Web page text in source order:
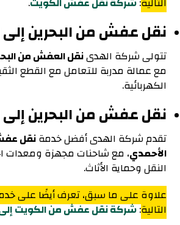
نقل عفش من البحرين إلى
تتولى شركة الهدىنقل العفش من
مع عمالة مدربة للتعامل مع القطع
الكهربائية.
نقل عفش من البحرين
تقدم شركة الهدى أفضل خدمةنقل
الأحمدي، مع شاحنات مجهزة ومعدات
النقل وحماية الأثاث.
علاوة على ما سبق، تعرف أيضًا على
التالية:شركة نقل عفش من الكويت